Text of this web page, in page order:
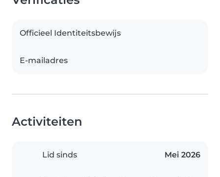
Officieel Identiteitsbewijs
E-mailadres
Activiteiten
Lid sinds Mei 2026